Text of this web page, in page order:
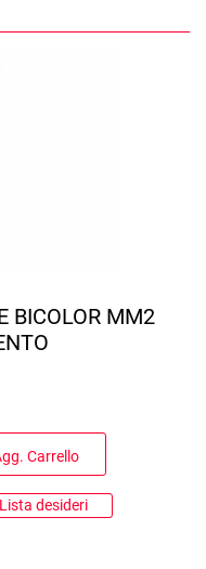
BICOLOR MM2
Carrello
Lista desideri